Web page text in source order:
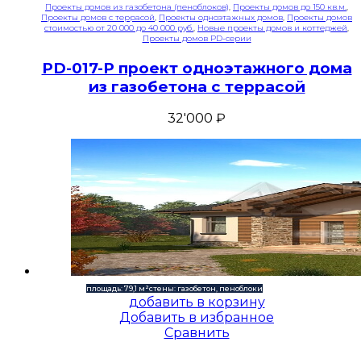
Проекты домов из газобетона (пеноблоков), Проекты домов до 150 кв.м.,
Проекты домов с террасой, Проекты одноэтажных домов, Проекты домов
стоимостью от 20 000 до 40 000 руб., Новые проекты домов и коттеджей,
Проекты домов PD-серии
PD-017-P проект одноэтажного дома
из газобетона с террасой
32'000 ₽
площадь: 79,1 м²стены: газобетон, пеноблоки
добавить в корзину
Добавить в избранное
Сравнить